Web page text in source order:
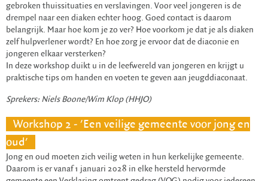
gebroken thuissituaties en verslavingen. Voor veel jongeren is de
drempel naar een diaken echter hoog. Goed contact is daarom
belangrijk. Maar hoe kom je zo ver? Hoe voorkom je dat je als diaken
zelf hulpverlener wordt? En hoe zorg je ervoor dat de diaconie en
jongeren elkaar versterken?
In deze workshop duikt u in de leefwereld van jongeren en krijgt u
praktische tips om handen en voeten te geven aan jeugddiaconaat.
Sprekers: Niels Boone/Wim Klop (HHJO)
Workshop 2 - 'Een veilige gemeente voor jong en
oud'
Jong en oud moeten zich veilig weten in hun kerkelijke gemeente.
Daarom is er vanaf 1 januari 2028 in elke hersteld hervormde